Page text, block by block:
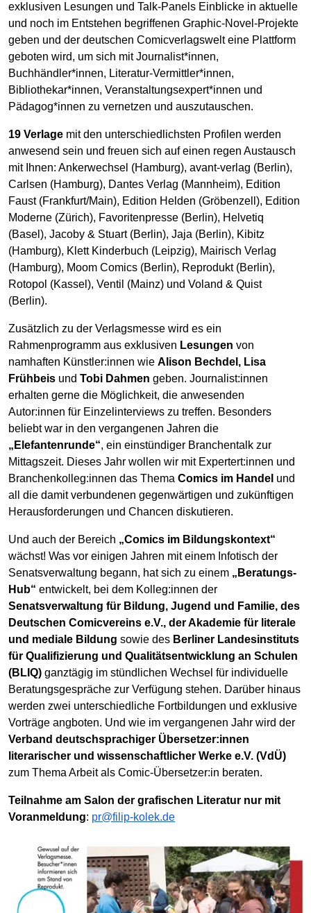
exklusiven Lesungen und Talk-Panels Einblicke in aktuelle
und noch im Entstehen begriffenen Graphic-Novel-Projekte
geben und der deutschen Comicverlagswelt eine Plattform
geboten wird, um sich mit Journalist*innen,
Buchhändler*innen, Literatur-Vermittler*innen,
Bibliothekar*innen, Veranstaltungsexpert*innen und
Pädagog*innen zu vernetzen und auszutauschen.
19 Verlage mit den unterschiedlichsten Profilen werden
anwesend sein und freuen sich auf einen regen Austausch
mit Ihnen: Ankerwechsel (Hamburg), avant-verlag (Berlin),
Carlsen (Hamburg), Dantes Verlag (Mannheim), Edition
Faust (Frankfurt/Main), Edition Helden (Gröbenzell), Edition
Moderne (Zürich), Favoritenpresse (Berlin), Helvetiq
(Basel), Jacoby & Stuart (Berlin), Jaja (Berlin), Kibitz
(Hamburg), Klett Kinderbuch (Leipzig), Mairisch Verlag
(Hamburg), Moom Comics (Berlin), Reprodukt (Berlin),
Rotopol (Kassel), Ventil (Mainz) und Voland & Quist
(Berlin).
Zusätzlich zu der Verlagsmesse wird es ein
Rahmenprogramm aus exklusiven Lesungen von
namhaften Künstler:innen wie Alison Bechdel, Lisa
Frühbeis und Tobi Dahmen geben. Journalist:innen
erhalten gerne die Möglichkeit, die anwesenden
Autor:innen für Einzelinterviews zu treffen. Besonders
beliebt war in den vergangenen Jahren die
„Elefantenrunde“, ein einstündiger Branchentalk zur
Mittagszeit. Dieses Jahr wollen wir mit Expertert:innen und
Branchenkolleg:innen das Thema Comics im Handel und
all die damit verbundenen gegenwärtigen und zukünftigen
Herausforderungen und Chancen diskutieren.
Und auch der Bereich „Comics im Bildungskontext“
wächst! Was vor einigen Jahren mit einem Infotisch der
Senatsverwaltung begann, hat sich zu einem „Beratungs-
Hub“ entwickelt, bei dem Kolleg:innen der
Senatsverwaltung für Bildung, Jugend und Familie, des
Deutschen Comicvereins e.V., der Akademie für literale
und mediale Bildung sowie des Berliner Landesinstituts
für Qualifizierung und Qualitätsentwicklung an Schulen
(BLIQ) ganztägig im stündlichen Wechsel für individuelle
Beratungsgespräche zur Verfügung stehen. Darüber hinaus
werden zwei unterschiedliche Fortbildungen und exklusive
Vorträge angboten. Und wie im vergangenen Jahr wird der
Verband deutschsprachiger Übersetzer:innen
literarischer und wissenschaftlicher Werke e.V. (VdÜ)
zum Thema Arbeit als Comic-Übersetzer:in beraten.
Teilnahme am Salon der grafischen Literatur nur mit
Voranmeldung: pr@filip-kolek.de